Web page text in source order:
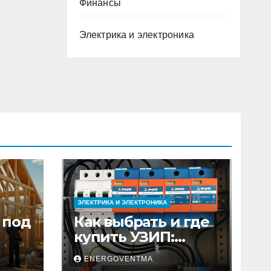
Финансы
Электрика и электроника
под
ЭЛЕКТРИКА И ЭЛЕКТРОНИКА
Как выбрать и где
купить УЗИП:
особенности
устройств защиты
ENERGOVENTMA